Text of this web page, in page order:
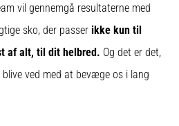
vil gennemgå resultaterne med
sko, der passer ikke kun til
af alt, til dit helbred. Og det er det,
ved med at bevæge os i lang